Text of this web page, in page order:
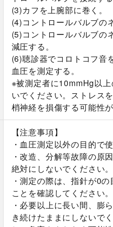
(3)カフを上腕部に巻く。
(4)コントロールバルブの
(5)コントロールバルブの
減圧する。
(6)聴診器でコロトコフ音
血圧を測定する。
※被測定者に10mmHg以
いでください。ストレス
梢神経を損傷する可能性が
【注意事項】
・血圧測定以外の目的で
・改造、分解等故障の原
絶対にしないでください。
・測定の際は、指針が0
ことを確認してください。
・必要以上に長い間、膨
き続けたままにしないで